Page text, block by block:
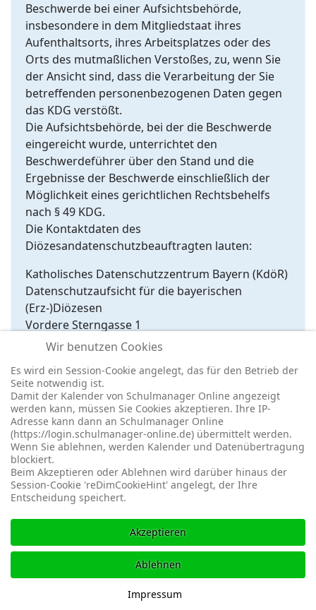
Beschwerde bei einer Aufsichtsbehörde,
insbesondere in dem Mitgliedstaat ihres
Aufenthaltsorts, ihres Arbeitsplatzes oder des
Orts des mutmaßlichen Verstoßes, zu, wenn Sie
der Ansicht sind, dass die Verarbeitung der Sie
betreffenden personenbezogenen Daten gegen
das KDG verstößt.
Die Aufsichtsbehörde, bei der die Beschwerde
eingereicht wurde, unterrichtet den
Beschwerdeführer über den Stand und die
Ergebnisse der Beschwerde einschließlich der
Möglichkeit eines gerichtlichen Rechtsbehelfs
nach § 49 KDG.
Die Kontaktdaten des
Diözesandatenschutzbeauftragten lauten:
Katholisches Datenschutzzentrum Bayern (KdöR)
Datenschutzaufsicht für die bayerischen
(Erz-)Diözesen
Vordere Sterngasse 1
90402 Nürnberg
Fax: 0911 47774059
post@kdsz.bayern
https://www.kdsz.bayern/
8.Interne Suchfunktion
Die Daten, die in das Suche-Feld der Site
eingegeben werden, werden vom Besucher der
Seite verschlüsselt an unseren Server übergeben.
Es werden dabei keine Daten gespeichert, auch
nicht zur reinen Protokollierung.
Wir benutzen Cookies
Es wird ein Session-Cookie angelegt, das für den Betrieb der
Seite notwendig ist.
Damit der Kalender von Schulmanager Online angezeigt
werden kann, müssen Sie Cookies akzeptieren. Ihre IP-
Adresse kann dann an Schulmanager Online
(https://login.schulmanager-online.de) übermittelt werden.
Wenn Sie ablehnen, werden Kalender und Datenübertragung
blockiert.
Beim Akzeptieren oder Ablehnen wird darüber hinaus der
Session-Cookie 'reDimCookieHint' angelegt, der Ihre
Entscheidung speichert.
Akzeptieren
Ablehnen
Impressum